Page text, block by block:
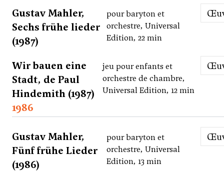
Gustav Mahler,
Sechs frühe lieder
(1987)
pour baryton et
orchestre, Universal
Edition, 22 min
Wir bauen eine
Stadt, de Paul
Hindemith (1987)
jeu pour enfants et
orchestre de chambre,
Universal Edition, 12 min
1986
Gustav Mahler,
Fünf frühe Lieder
(1986)
pour baryton et
orchestre, Universal
Edition, 13 min